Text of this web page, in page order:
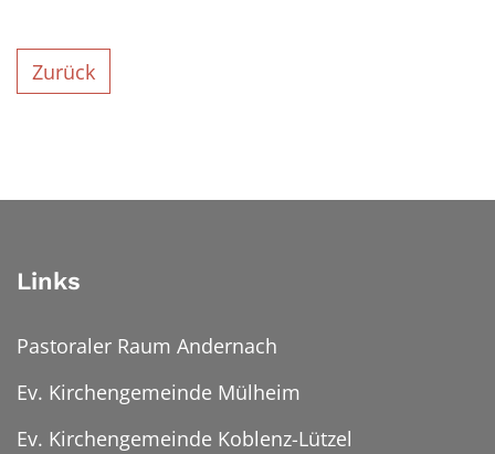
Zurück
Links
Pastoraler Raum Andernach
Ev. Kirchengemeinde Mülheim
Ev. Kirchengemeinde Koblenz-Lützel